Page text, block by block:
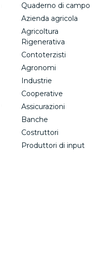
Quaderno di campo
Azienda agricola
Agricoltura
Rigenerativa
Contoterzisti
Agronomi
Industrie
Cooperative
Assicurazioni
Banche
Costruttori
Produttori di input